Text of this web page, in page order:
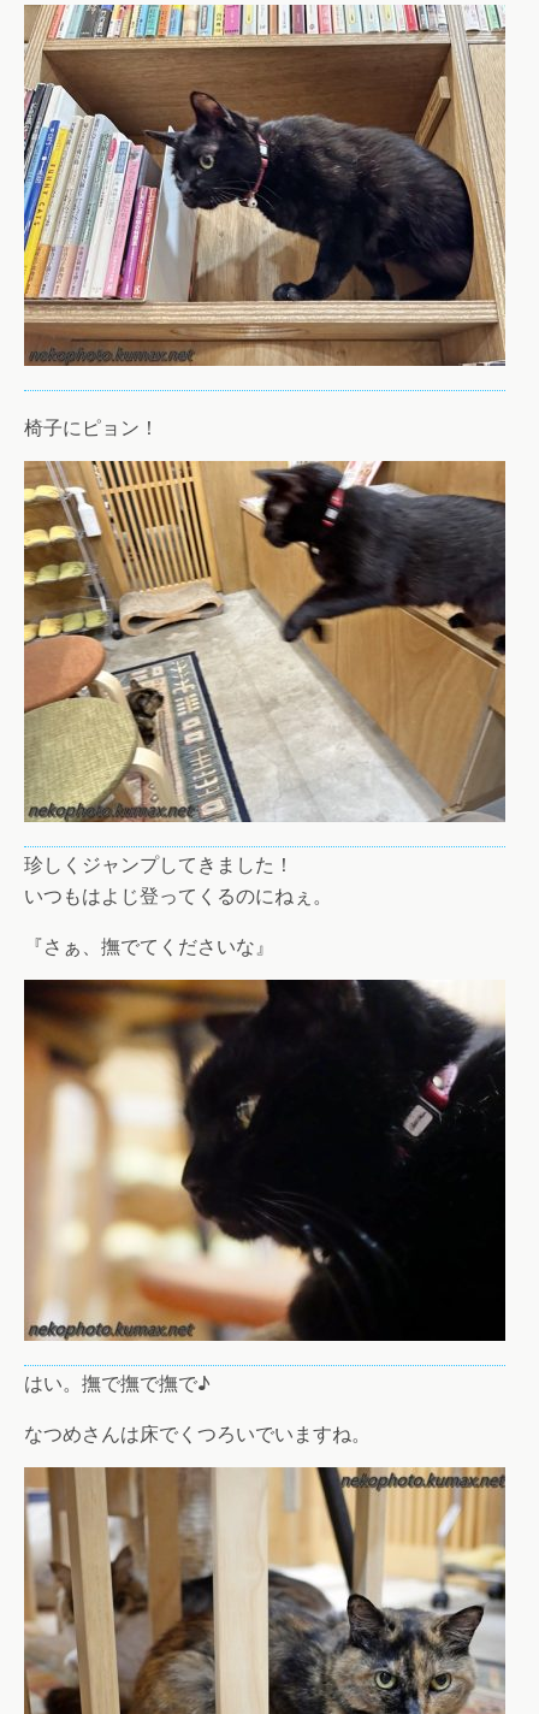
椅子にピョン！
珍しくジャンプしてきました！
いつもはよじ登ってくるのにねぇ。
『さぁ、撫でてくださいな』
はい。撫で撫で撫で♪
なつめさんは床でくつろいでいますね。